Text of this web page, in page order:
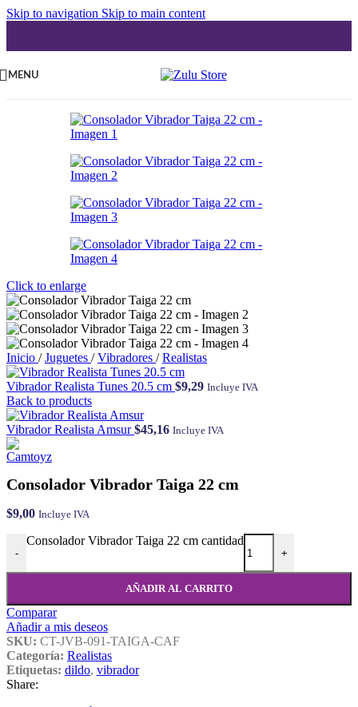
Skip to navigation Skip to main content
MENU
Click to enlarge
Inicio / Juguetes / Vibradores / Realistas
Vibrador Realista Tunes 20.5 cm $9,29 Incluye IVA
Back to products
Vibrador Realista Amsur$45,16 Incluye IVA
Consolador Vibrador Taiga 22 cm
$9,00 Incluye IVA
-
Consolador Vibrador Taiga 22 cm cantidad
+
AÑADIR AL CARRITO
Comparar
Añadir a mis deseos
SKU: CT-JVB-091-TAIGA-CAF
Categoría: Realistas
Etiquetas: dildo, vibrador
Share: